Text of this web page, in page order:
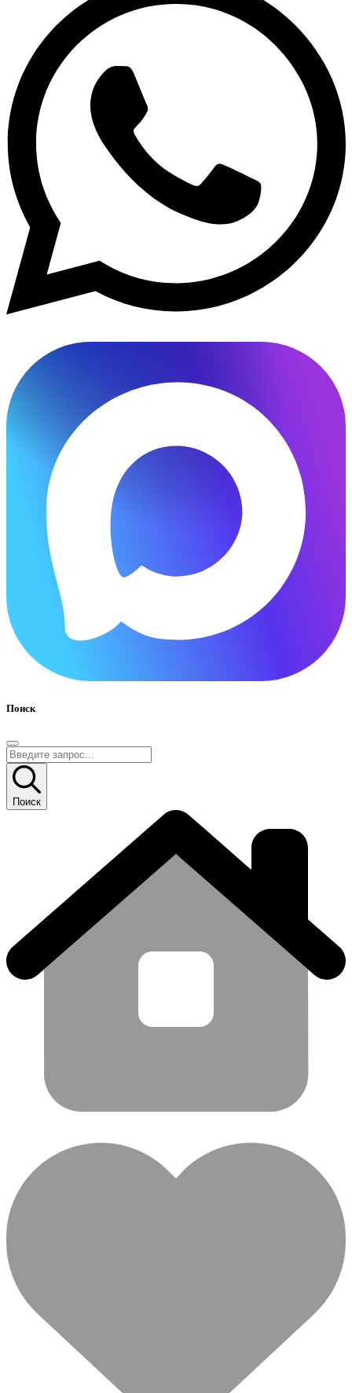
Поиск
Поиск